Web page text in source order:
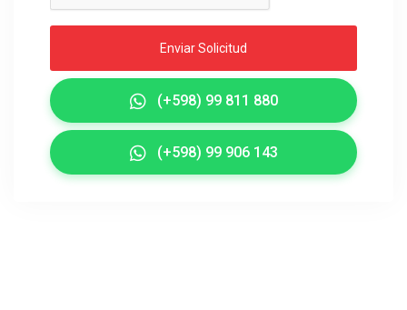
Enviar Solicitud
(+598) 99 811 880
(+598) 99 906 143